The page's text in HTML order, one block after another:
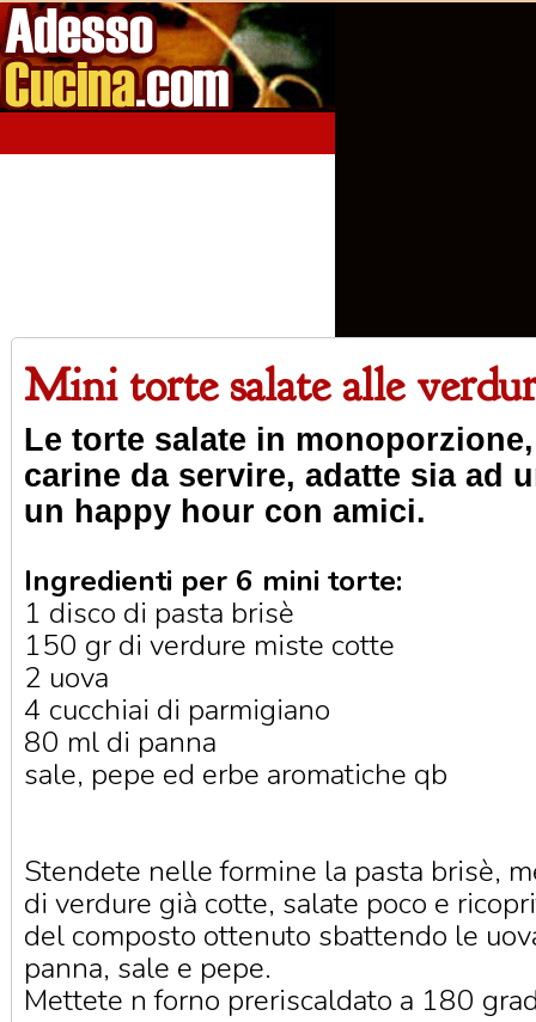
Mini torte salate alle
Le torte salate in
carine da servire, adatte sia ad
un happy hour con amici.
Ingredienti per 6 mini torte:
1 disco di pasta brisè
150 gr di verdure miste cotte
2 uova
4 cucchiai di parmigiano
80 ml di panna
sale, pepe ed erbe aromatiche qb
Stendete nelle formine la pasta brisè,
di verdure già cotte, salate poco e
del composto ottenuto sbattendo le
panna, sale e pepe.
Mettete n forno preriscaldato a 180